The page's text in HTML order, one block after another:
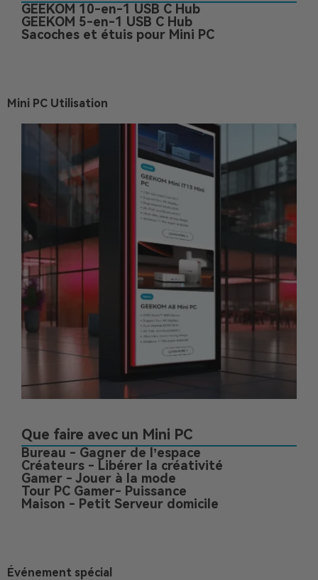
GEEKOM 10-en-1 USB C Hub
GEEKOM 5-en-1 USB C Hub
Sacoches et étuis pour Mini PC
Mini PC Utilisation
Que faire avec un Mini PC
Bureau - Gagner de l’espace
Créateurs - Libérer la créativité
Gamer - Jouer à la mode
Tour PC Gamer- Puissance
Maison - Petit Serveur domicile
Événement spécial